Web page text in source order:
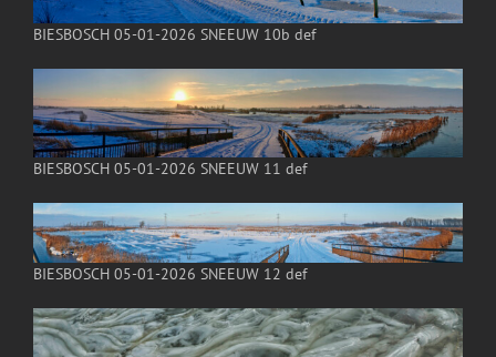
BIESBOSCH 05-01-2026 SNEEUW 10b def
BIESBOSCH 05-01-2026 SNEEUW 11 def
BIESBOSCH 05-01-2026 SNEEUW 12 def